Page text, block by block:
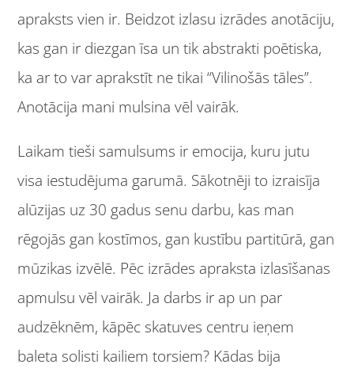
apraksts vien ir. Beidzot izlasu izrādes anotāciju,
kas gan ir diezgan īsa un tik abstrakti poētiska,
ka ar to var aprakstīt ne tikai “Vilinošās tāles”.
Anotācija mani mulsina vēl vairāk.
Laikam tieši samulsums ir emocija, kuru jutu
visa iestudējuma garumā. Sākotnēji to izraisīja
alūzijas uz 30 gadus senu darbu, kas man
rēgojās gan kostīmos, gan kustību partitūrā, gan
mūzikas izvēlē. Pēc izrādes apraksta izlasīšanas
apmulsu vēl vairāk. Ja darbs ir ap un par
audzēknēm, kāpēc skatuves centru ieņem
baleta solisti kailiem torsiem? Kādas bija